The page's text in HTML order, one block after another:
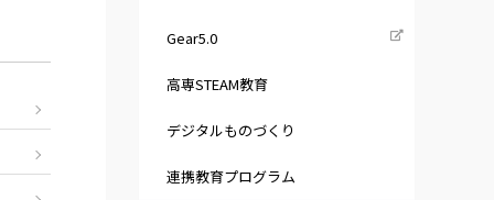
Gear5.0
高専STEAM教育
デジタルものづくり
連携教育プログラム